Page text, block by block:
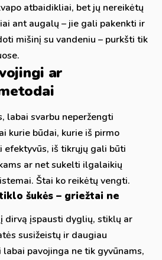
atbaidikliai, bet jų nereikėtų
ant augalų – jie gali pakenkti ir
mišinį su vandeniu – purkšti tik
ar
labai svarbu neperžengti
kurie būdai, kurie iš pirmo
iš tikrųjų gali būti
ar net sukelti ilgalaikių
Štai ko reikėtų vengti.
šukės – griežtai ne
dirvą įspausti dyglių, stiklų ar
susižeistų ir daugiau
pavojinga ne tik gyvūnams,